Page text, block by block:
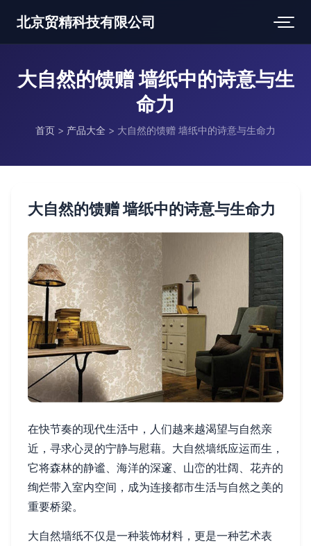
北京贸精科技有限公司
大自然的馈赠 墙纸中的诗意与生
命力
首页 > 产品大全 > 大自然的馈赠 墙纸中的诗意与生命力
大自然的馈赠 墙纸中的诗意与生命力
在快节奏的现代生活中，人们越来越渴望与自然亲
近，寻求心灵的宁静与慰藉。大自然墙纸应运而生，
它将森林的静谧、海洋的深邃、山峦的壮阔、花卉的
绚烂带入室内空间，成为连接都市生活与自然之美的
重要桥梁。
大自然墙纸不仅是一种装饰材料，更是一种艺术表